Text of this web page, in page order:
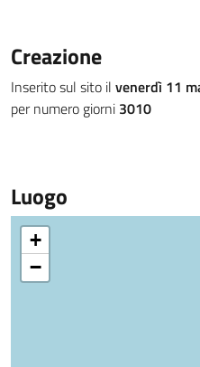
Creazione
Inserito sul sito il venerdì 11
per numero giorni 3010
Luogo
+
−